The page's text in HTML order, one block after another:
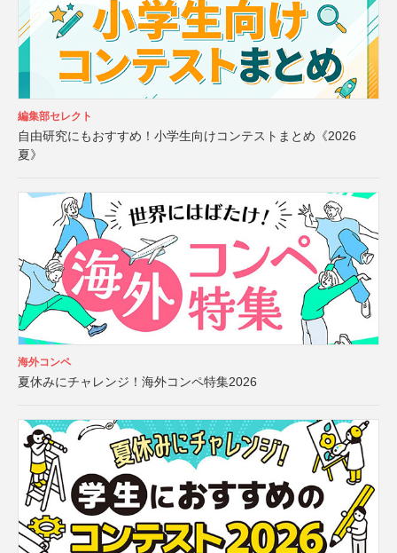
編集部セレクト
自由研究にもおすすめ！小学生向けコンテストまとめ《2026
夏》
海外コンペ
夏休みにチャレンジ！海外コンペ特集2026